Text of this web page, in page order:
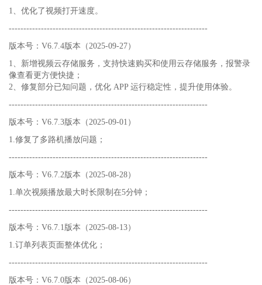
1、优化了视频打开速度。
--------------------------------------------------------------------
版本号：V6.7.4版本（2025-09-27）
1、新增视频云存储服务，支持快速购买和使用云存储服务，报警录
像查看更方便快捷；
2、修复部分已知问题，优化 APP 运行稳定性，提升使用体验。
--------------------------------------------------------------------
版本号：V6.7.3版本（2025-09-01）
1.修复了多路机播放问题；
--------------------------------------------------------------------
版本号：V6.7.2版本（2025-08-28）
1.单次视频播放最大时长限制在5分钟；
--------------------------------------------------------------------
版本号：V6.7.1版本（2025-08-13）
1.订单列表页面整体优化；
--------------------------------------------------------------------
版本号：V6.7.0版本（2025-08-06）